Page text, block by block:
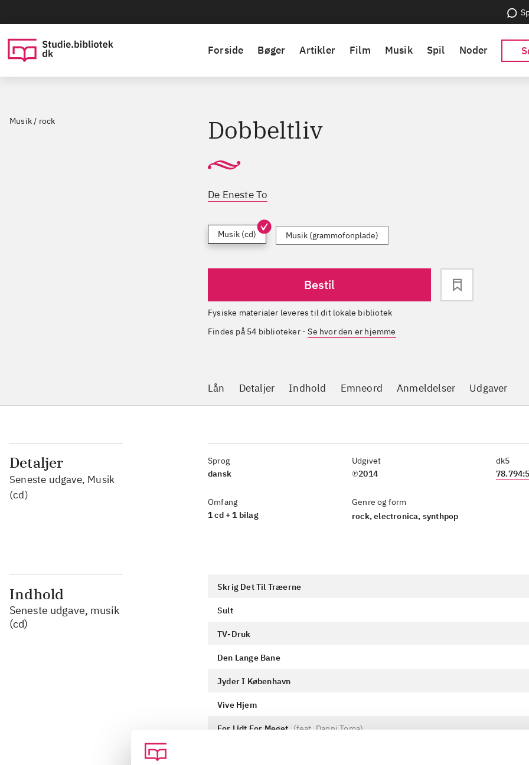
Forside Bøger Artikler Film Musik Spil Noder
Musik / rock Dobbeltliv
De Eneste To
Musik (cd) Musik (grammofonplade)
Bestil
Fysiske materialer leveres til dit lokale bibliotek
Findes på 54 biblioteker-Se hvor den er hjemme
Lån Detaljer Indhold Emneord Anmeldelser Udgaver
Detaljer
Seneste udgave, Musik
(cd)
Sprog
dansk
Omfang
1 cd + 1 bilag
Udgivet
℗2014
Genre og form
rock, electronica, synthpop
dk5
Indhold
Seneste udgave, musik
(cd)
Skrig Det Til Træerne
Sult
TV-Druk
Den Lange Bane
Jyder I København
Vive Hjem
For Lidt For Meget (feat. Danni Toma)